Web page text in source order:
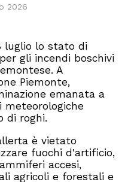
2026
luglio lo stato di
gli incendi boschivi
A
Piemonte,
emanata a
meteorologiche
di roghi.
è vietato
fuochi d'artificio,
accesi,
agricoli e forestali e